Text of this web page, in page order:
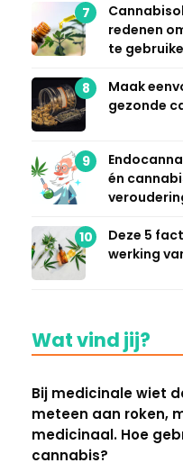
7
redenen
te
8
Maak
gezonde
9
én
10
Deze 5
werking
Wat vind jij?
Bij medicinale wiet
meteen aan roken,
medicinaal. Hoe
cannabis?